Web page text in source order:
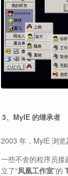
3、MyIE 的继承者
2003 年，MyIE 浏览
一些不舍的程序员
立了“凤凰工作室”的